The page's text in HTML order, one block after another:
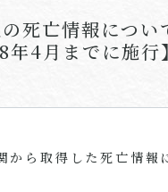
死亡情報につ
4月までに施行】
ら取得した死亡情報